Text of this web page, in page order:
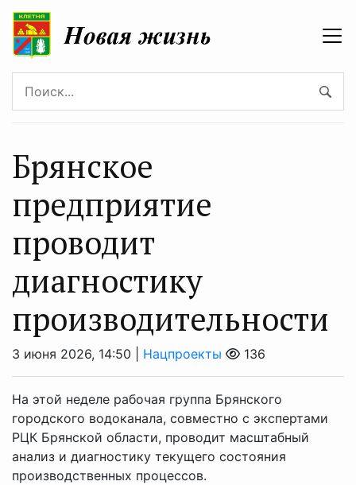
Брянское
предприятие
проводит
диагностику
производительности
3 июня 2026, 14:50 | Нацпроекты 136
На этой неделе рабочая группа Брянского
городского водоканала, совместно с экспертами
РЦК Брянской области, проводит масштабный
анализ и диагностику текущего состояния
производственных процессов.